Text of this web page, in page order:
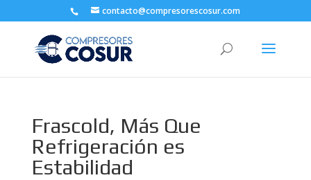
contacto@compresorescosur.com
Frascold, Más Que
Refrigeración es
Estabilidad